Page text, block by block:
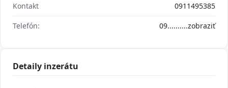
Kontakt 0911495385
Telefón: 09..........zobraziť
Detaily inzerátu